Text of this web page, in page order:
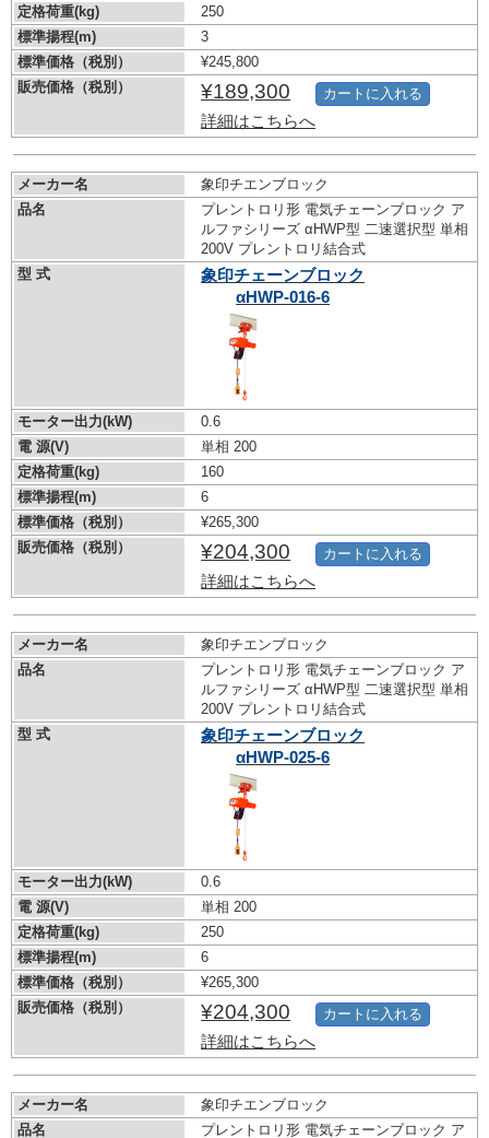
定格荷重(kg)
250
標準揚程(m)
3
標準価格（税別）
¥245,800
販売価格（税別）
¥189,300
詳細はこちらへ
カートに入れる
メーカー名
象印チエンブロック
品名
プレントロリ形 電気チェーンブロック ア
ルファシリーズ αHWP型 二速選択型 単相
200V プレントロリ結合式
型 式
象印チェーンブロック
αHWP-016-6
モーター出力(kW)
0.6
電 源(V)
単相 200
定格荷重(kg)
160
標準揚程(m)
6
標準価格（税別）
¥265,300
販売価格（税別）
¥204,300
詳細はこちらへ
カートに入れる
メーカー名
象印チエンブロック
品名
プレントロリ形 電気チェーンブロック ア
ルファシリーズ αHWP型 二速選択型 単相
200V プレントロリ結合式
型 式
象印チェーンブロック
αHWP-025-6
モーター出力(kW)
0.6
電 源(V)
単相 200
定格荷重(kg)
250
標準揚程(m)
6
標準価格（税別）
¥265,300
販売価格（税別）
¥204,300
詳細はこちらへ
カートに入れる
メーカー名
象印チエンブロック
品名
プレントロリ形 電気チェーンブロック ア